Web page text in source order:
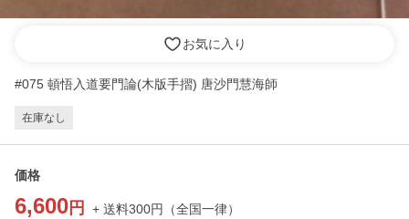
お気に入り
#075 頓悟入道要門論(木版手摺) 唐沙門慧海師
在庫なし
価格
6,600 円 + 送料300円 （全国一律）